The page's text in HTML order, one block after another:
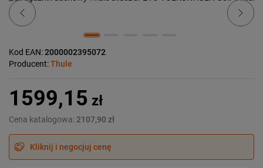
Kod EAN:2000002395072
Producent:Thule
1599,15 zł
Cena katalogowa: 2107,90 zł
Kliknij i negocjuj cenę